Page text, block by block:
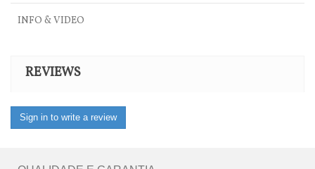
INFO & VIDEO
REVIEWS
Sign in to write a review